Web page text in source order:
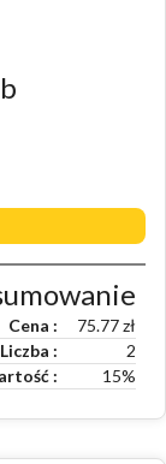
Cena 75.77zł
Liczba
2
15%